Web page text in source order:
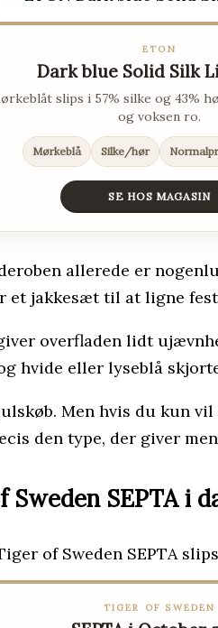
ETON
Dark blue Solid Silk
slips i 57% silke og 43%
og voksen ro.
Mørkeblå Silke/hør
SE HOS MAGASIN
allerede er
et jakkesæt til at ligne
overfladen lidt
eller lyseblå
Men hvis du kun
den type, der giver
Sweden SEPTA i
TIGER OF SWEDEN